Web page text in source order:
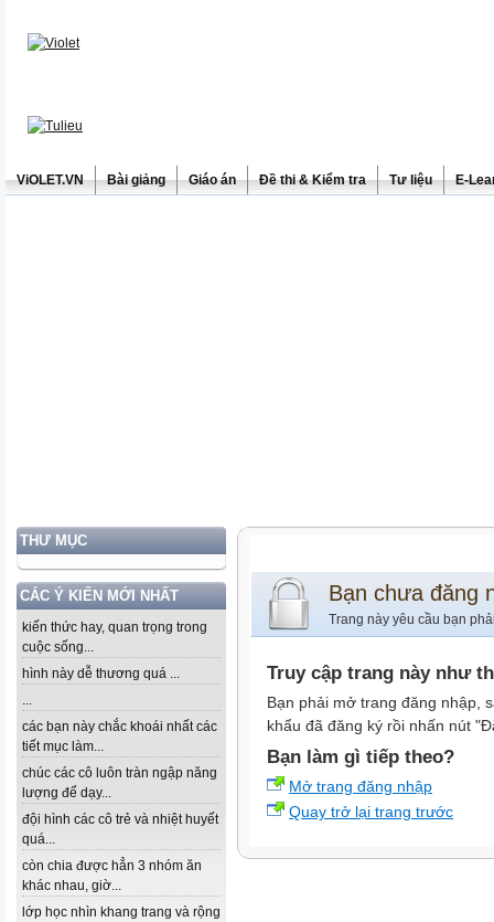
ViOLET.VN Bài giảng Giáo án Đề thi & Kiểm tra Tư liệu E-
THƯ MỤC
CÁC Ý KIẾN MỚI NHẤT
kiến thức hay, quan trọng trong
cuộc sống...
hình này dễ thương quá ...
...
các bạn này chắc khoái nhất các
tiết mục làm...
chúc các cô luôn tràn ngập năng
lượng để dạy...
đội hình các cô trẻ và nhiệt huyết
quá...
còn chia được hẳn 3 nhóm ăn
khác nhau, giờ...
lớp học nhìn khang trang và rộng
Bạn chưa đăng
Trang này yêu cầu bạn
Truy cập trang này như
Bạn phải mở trang đăng nhập,
khẩu đã đăng ký rồi nhấn nút
Bạn làm gì tiếp theo?
Mở trang đăng nhập
Quay trở lại trang trước